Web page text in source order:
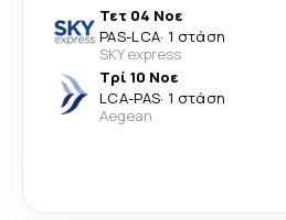
Τετ 04 Νοε
PAS-LCA· 1 στάση
SKY express
Τρί 10 Νοε
LCA-PAS· 1 στάση
Aegean